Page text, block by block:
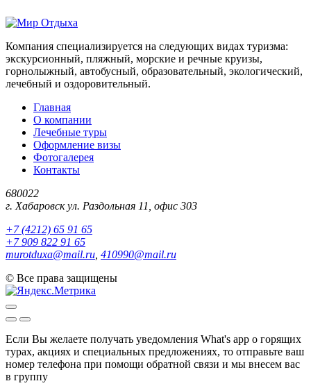
Компания специализируется на следующих видах туризма:
экскурсионный, пляжный, морские и речные круизы,
горнолыжный, автобусный, образовательный, экологический,
лечебный и оздоровительный.
Главная
О компании
Лечебные туры
Оформление визы
Фотогалерея
Контакты
680022
г. Хабаровск ул. Раздольная 11, офис 303
+7 (4212) 65 91 65
+7 909 822 91 65
murotduxa@mail.ru 410990@mail.ru
© Все права защищены
Если Вы желаете получать уведомления What's app о горящих
турах, акциях и специальных предложениях, то отправьте ваш
номер телефона при помощи обратной связи и мы внесем вас
в группу